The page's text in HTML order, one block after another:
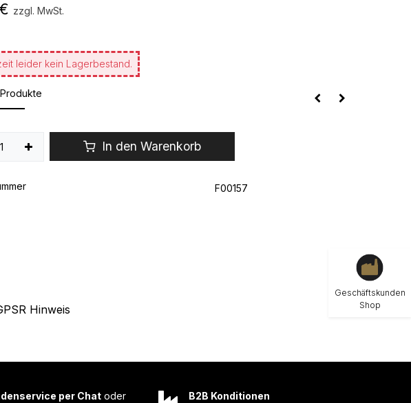
€ zzgl. MwSt.
leider kein Lagerbestand.
In den Warenkorb
F00157
Hinweis
per Chat oder B2B Konditionen
Geschäftskunden
Shop